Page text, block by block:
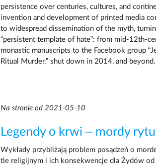
persistence over centuries, cultures, and
invention and development of printed media
to widespread dissemination of the myth,
“persistent template of hate”: from mid-12th-
monastic manuscripts to the Facebook group
Ritual Murder,” shut down in 2014, and beyond.
Na stronie od 2021-05-10
Legendy o krwi – mordy
Wykłady przybliżają problem posądzeń o
tle religijnym i ich konsekwencje dla Żydów od